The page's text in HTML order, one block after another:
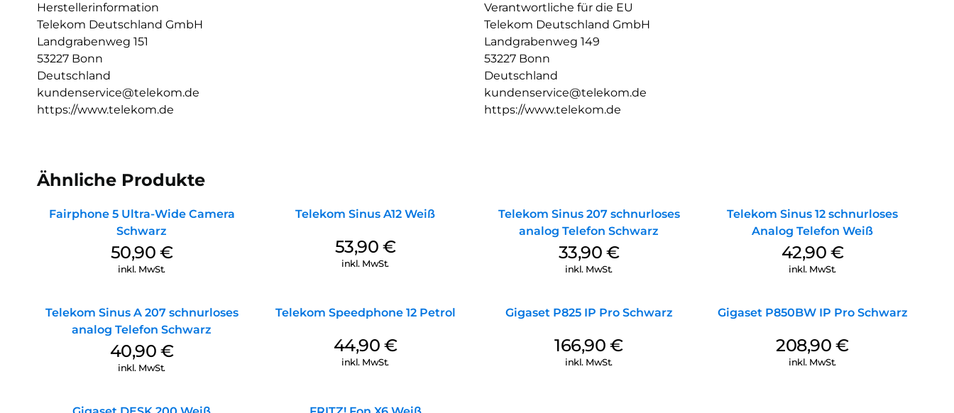
Herstellerinformation
Telekom Deutschland GmbH
Landgrabenweg 151
53227 Bonn
Deutschland
kundenservice@telekom.de
https://www.telekom.de
Verantwortliche für die EU
Telekom Deutschland GmbH
Landgrabenweg 149
53227 Bonn
Deutschland
kundenservice@telekom.de
https://www.telekom.de
Ähnliche Produkte
Fairphone 5 Ultra-Wide Camera
Schwarz
50,90 €
inkl. MwSt.
Telekom Sinus A12 Weiß
53,90 €
inkl. MwSt.
Telekom Sinus 207 schnurloses
analog Telefon Schwarz
33,90 €
inkl. MwSt.
Telekom Sinus 12 schnurloses
Analog Telefon Weiß
42,90 €
inkl. MwSt.
Telekom Sinus A 207 schnurloses
analog Telefon Schwarz
40,90 €
inkl. MwSt.
Telekom Speedphone 12 Petrol
44,90 €
inkl. MwSt.
Gigaset P825 IP Pro Schwarz
166,90€
inkl. MwSt.
Gigaset P850BW IP Pro Schwarz
208,90€
inkl. MwSt.